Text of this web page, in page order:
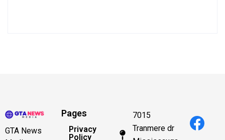
GTA News
Pages
Privacy
Policy
7015
Tranmere dr